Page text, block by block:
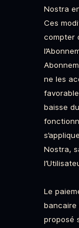
Nostra
Ces
compter
ne les
baisse
Nostra,
Le
bancaire
proposé